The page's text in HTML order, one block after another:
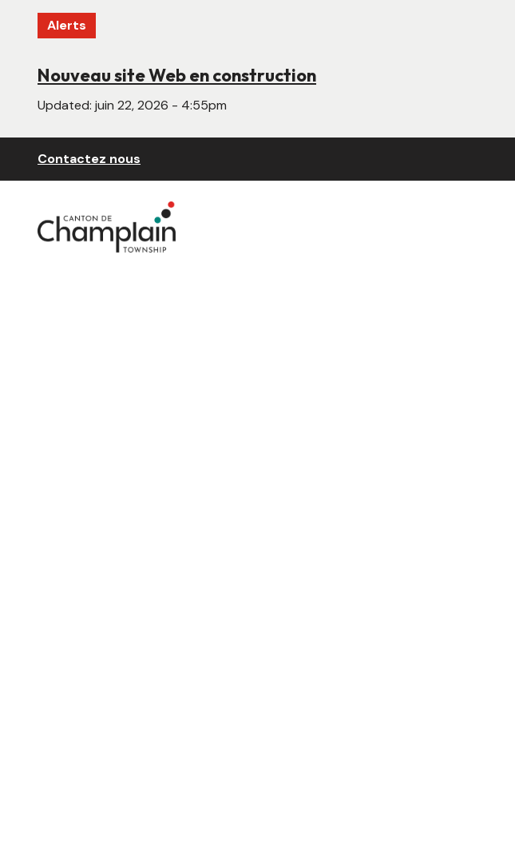
principal
Alerts
Nouveau site Web en construction
Updated:juin 22, 2026 - 4:55pm
Header
Contactez nous